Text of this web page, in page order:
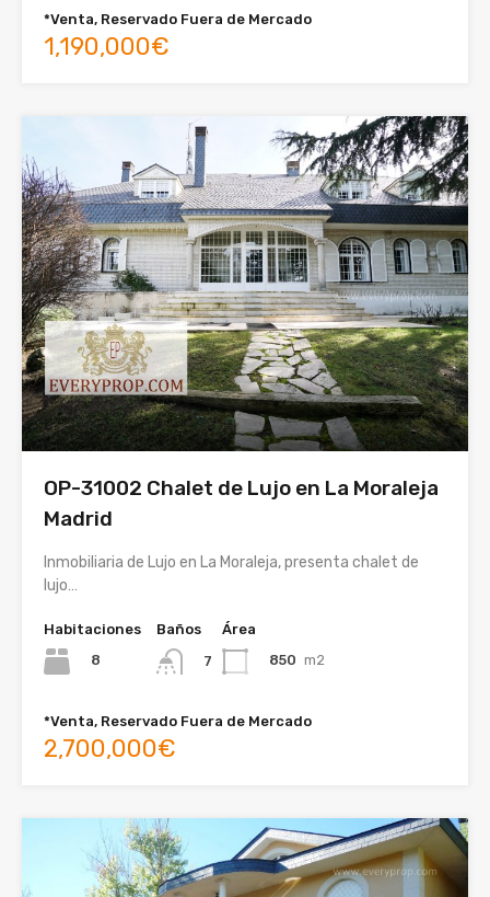
*Venta, Reservado Fuera de Mercado
1,190,000€
OP-31002 Chalet de Lujo en La Moraleja
Madrid
Inmobiliaria de Lujo en La Moraleja, presenta chalet de
lujo…
Habitaciones
8
Baños
7
Área
850 m2
*Venta, Reservado Fuera de Mercado
2,700,000€